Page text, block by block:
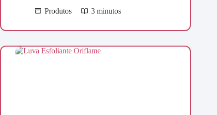
Produtos
3 minutos